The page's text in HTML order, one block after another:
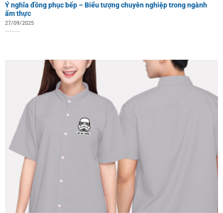
Ý nghĩa đồng phục bếp – Biểu tượng chuyên nghiệp trong ngành
ẩm thực
27/09/2025